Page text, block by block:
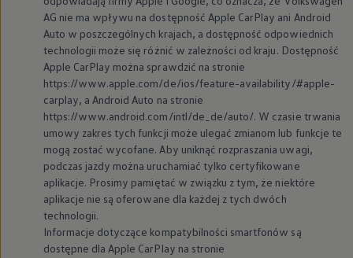
AG nie ma wpływu na dostępność Apple CarPlay ani Android
Auto w poszczególnych krajach, a dostępność odpowiednich
technologii może się różnić w zależności od kraju. Dostępność
Apple CarPlay można sprawdzić na stronie
https://www.apple.com/de/ios/feature-availability/#apple-
carplay, a Android Auto na stronie
https://www.android.com/intl/de_de/auto/. W czasie trwania
umowy zakres tych funkcji może ulegać zmianom lub funkcje te
mogą zostać wycofane. Aby uniknąć rozpraszania uwagi,
podczas jazdy można uruchamiać tylko certyfikowane
aplikacje. Prosimy pamiętać w związku z tym, że niektóre
aplikacje nie są oferowane dla każdej z tych dwóch
technologii.
Informacje dotyczące kompatybilności smartfonów są
dostępne dla Apple CarPlay na stronie